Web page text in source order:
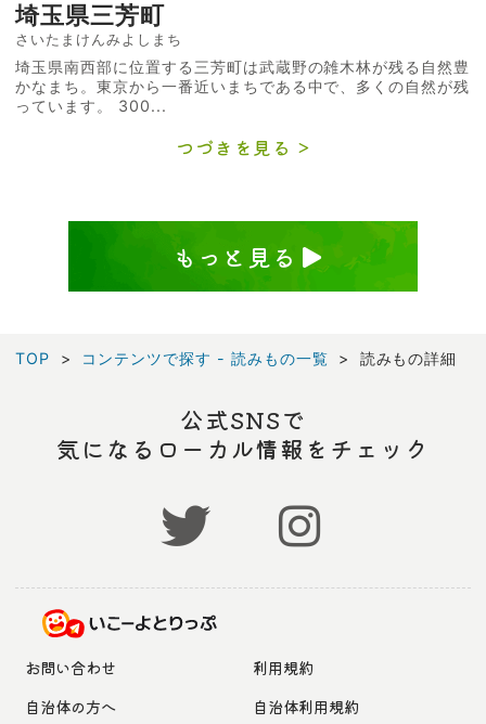
埼玉県三芳町
さいたまけんみよしまち
埼玉県南西部に位置する三芳町は武蔵野の雑木林が残る自然豊
かなまち。東京から一番近いまちである中で、多くの自然が残
っています。 300...
つづきを見る
もっと見る
TOP コンテンツで探す - 読みもの一覧 読みもの詳細
公式SNSで
気になるローカル情報をチェック
お問い合わせ
利用規約
自治体の方へ
自治体利用規約